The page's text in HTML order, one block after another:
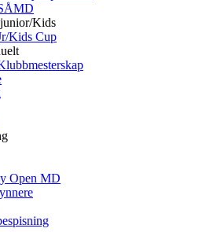
Kids
Kids Cup
Open MD